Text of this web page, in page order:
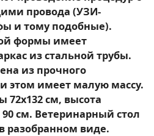
провода (УЗИ-
и тому подобные).
формы имеет
из стальной трубы.
из прочного
этом имеет малую массу.
см, высота
см. Ветеринарный стол
разобранном виде.